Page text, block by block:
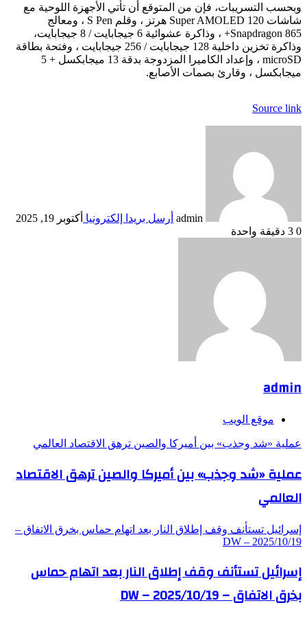
وبحسب التسريبات، فإن من المتوقع أن تأتي الأجهزة اللوحية مع
شاشات Super AMOLED 120 هرتز ، وقلم S Pen ، ومعالج
Snapdragon 865+ ، وذاكرة عشوائية 6 جيجابايت / 8 جيجابايت،
وذاكرة تخزين داخلية 128 جيجابايت / 256 جيجابايت ، وفتحة بطاقة
microSD ، وإعداد الكاميرا المزدوجة بدقة 13 ميجابكسل + 5
ميجابكسل ، وقارئ بصمات الأصابع.
Source link
admin أرسل بريدا إلكترونيا أكتوبر 19, 2025
0
دقيقة واحدة
admin
موقع الويب
عملية «شد وجذب» بين أميركا والصين ترهق الاقتصاد العالمي
عملية «شد وجذب» بين أميركا والصين ترهق الاقتصاد
العالمي
إسرائيل تستأنف وقف إطلاق النار بعد اتهام حماس بخرق الاتفاق –
DW – 2025/10/19
إسرائيل تستأنف وقف إطلاق النار بعد اتهام حماس
بخرق الاتفاق – DW – 2025/10/19